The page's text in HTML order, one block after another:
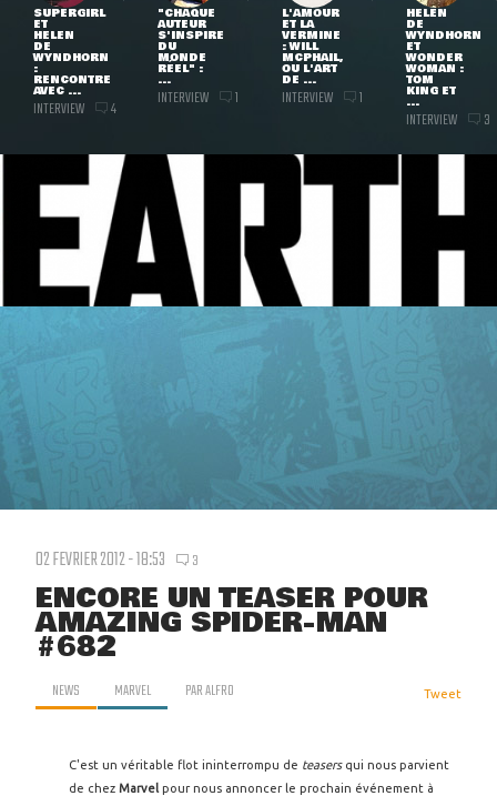
SUPERGIRL
ET
HELEN
DE
WYNDHORN
:
RENCONTRE
AVEC ...
INTERVIEW 4
"CHAQUE
AUTEUR
S'INSPIRE
DU
MONDE
RÉEL" :
...
INTERVIEW 1
L'AMOUR
ET LA
VERMINE
: WILL
MCPHAIL,
OU L'ART
DE ...
INTERVIEW 1
HELEN
DE
WYNDHORN
ET
WONDER
WOMAN :
TOM
KING ET
...
INTERVIEW 3
02 FEVRIER 2012 - 18:53 3
ENCORE UN TEASER POUR
AMAZING SPIDER-MAN
#682
NEWS MARVEL PARALFRO Tweet
C'est un véritable flot ininterrompu de teasersqui nous parvient
de chez Marvel pour nous annoncer le prochain événement à